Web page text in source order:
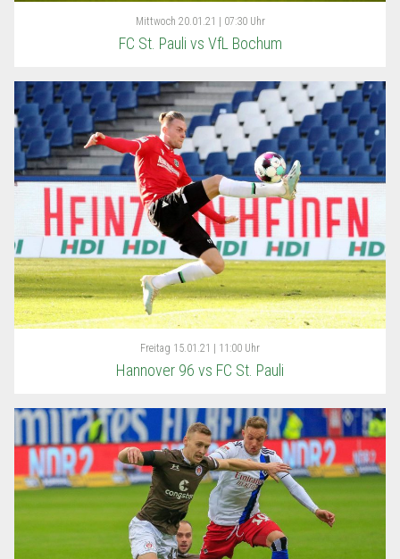
Mittwoch 20.01.21 | 07:30 Uhr
FC St. Pauli vs VfL Bochum
Freitag 15.01.21 | 11:00 Uhr
Hannover 96 vs FC St. Pauli